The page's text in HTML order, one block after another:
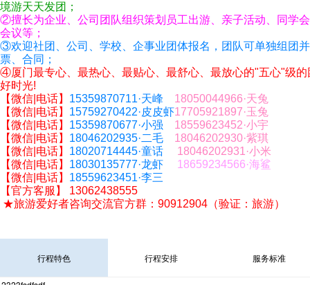
境游天天发团；
②擅长为企业、公司团队组织策划员工出游、 亲子活动 、同学会
会议等；
③欢迎社团、公司、学校、企事业团体报名，团队可单独组团
票、合同；
④厦门最专心 最热心 最贴心、 最舒心 最放心的"五心"级的
好时光!
【微信 电话】 15359870711·天峰 18050044966·天兔
【微信 电话】 15759270422·皮皮虾17705921897·玉兔
【微信 电话】 15359870677·小强 18559623452·小宇
【微信 电话】 18046202935·二毛 18046202930·紫琪
【微信 电话】 18020714445·童话
18046202931·小米
【微信 电话】 18030135777·龙虾
18659234566·海鲨
【微信 电话】 18559623451·李三
【官方客服】 13062438555
★旅游爱好者咨询交流官方群：90912904（验证：旅游）
行程特色 行程安排 服务标准